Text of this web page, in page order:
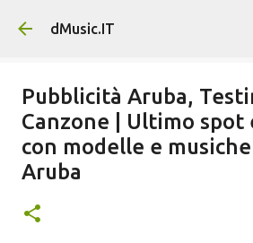
Passa ai contenuti
dMusic.IT
Pubblicità Aruba,
Canzone | Ultimo spot
con modelle e
Aruba